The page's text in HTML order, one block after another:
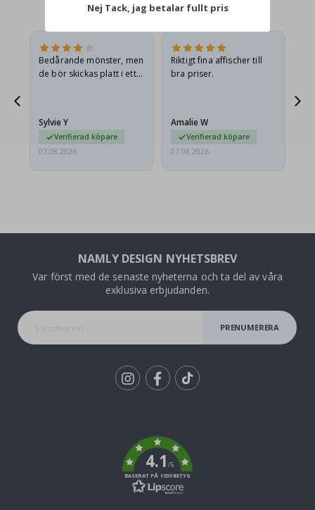
Bedårande mönster, men
de bör skickas platt i ett
Sylvie Y
Verifierad köpare
07.08.2026
Riktigt fina affischer till
bra priser.
Amalie W
Verifierad köpare
07.08.2026
NAMLY DESIGN NYHETSBREV
Var först med de senaste nyheterna och ta del av våra
exklusiva erbjudanden.
PRENUMERERA
4.1/5
BASERAT PÅ 1030 BETYG
Nej Tack, jag betalar fullt pris